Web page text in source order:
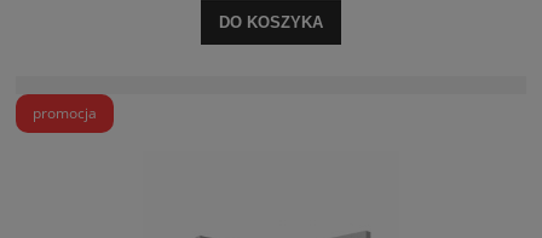
DO KOSZYKA
promocja